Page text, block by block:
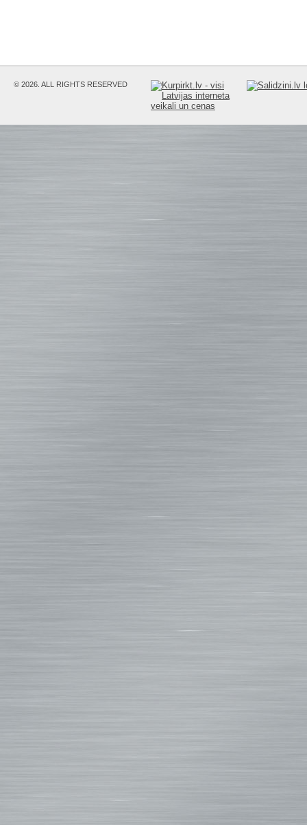
© 2026. ALL RIGHTS RESERVED